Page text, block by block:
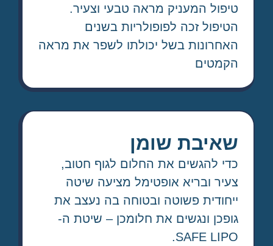
טיפול המעניק מראה טבעי וצעיר.
הטיפול זכה לפופולריות בשנים
האחרונות בשל יכולתו לשפר את מראה
הקמטים
שאיבת שומן
כדי להגשים את החלום לגוף חטוב,
צעיר ובריא אופטימל מציעה שיטה
ייחודית פשוטה ובטוחה בה נעצב את
גופכן ונגשים את חלומכן – שיטת ה-
SAFE LIPO.